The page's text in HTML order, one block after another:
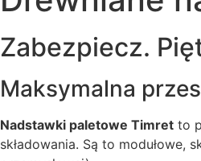
Zabezpiecz.
Maksymalna
Nadstawki paletowe Timret to
składowania. Są to modułowe,